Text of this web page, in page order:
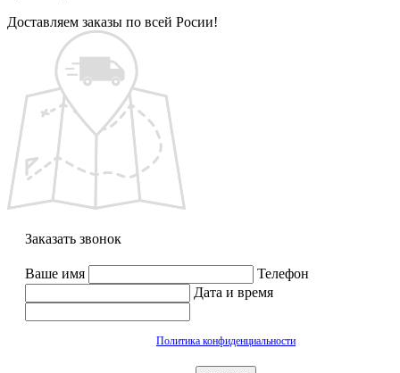
Доставляем заказы по всей Росии!
Заказать звонок
Ваше имя
Телефон
Дата и время
Политика конфиденциальности